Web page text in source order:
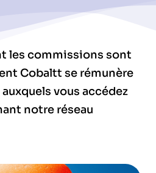
les commissions sont
Cobaltt se rémunère
vous accédez
notre réseau